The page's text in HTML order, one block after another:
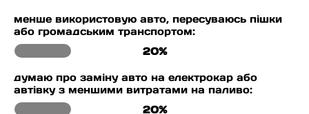
менше використовую авто, пересуваюсь пішки
або громадським транспортом:
20%
думаю про заміну авто на електрокар або
автівку з меншими витратами на паливо:
20%